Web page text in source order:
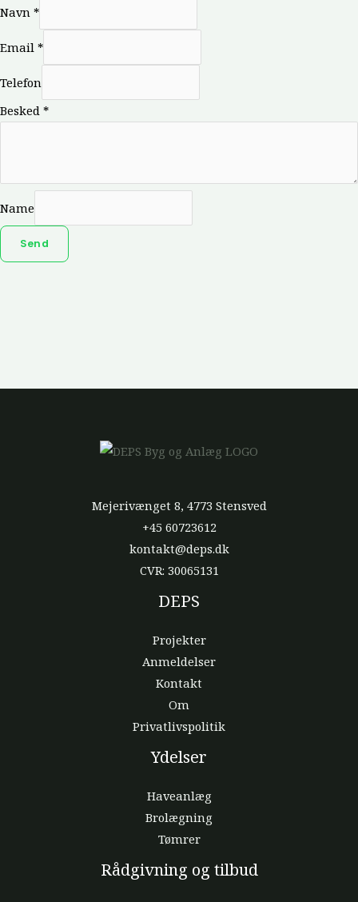
Navn *
Email *
Telefon
Besked *
Name
Send
Mejerivænget 8, 4773 Stensved
+45 60723612
kontakt@deps.dk
CVR: 30065131
DEPS
Projekter
Anmeldelser
Kontakt
Om
Privatlivspolitik
Ydelser
Haveanlæg
Brolægning
Tømrer
Rådgivning og tilbud